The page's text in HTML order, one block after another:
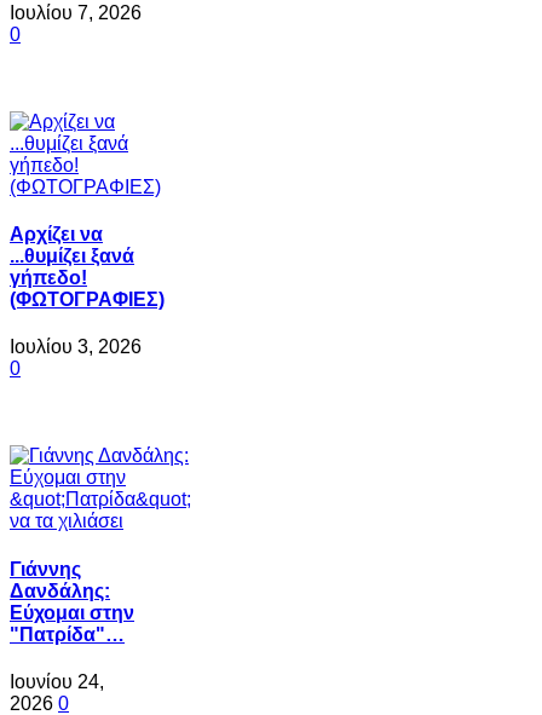
Ιουλίου 7, 2026
0
Αρχίζει να
...θυμίζει ξανά
γήπεδο!
(ΦΩΤΟΓΡΑΦΙΕΣ)
Ιουλίου 3, 2026
0
Γιάννης
Δανδάλης:
Εύχομαι στην
"Πατρίδα"…
Ιουνίου 24,
2026 0